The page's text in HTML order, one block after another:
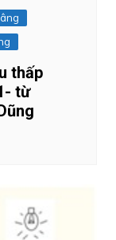
thấp
từ